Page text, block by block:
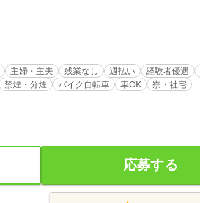
主婦・主夫 残業なし 週払い 経験者優遇
禁煙・分煙 バイク自転車 車OK 寮・社宅
応募する